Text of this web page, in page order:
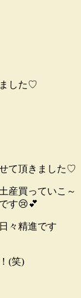
した♡
て頂きました♡
産買っていこ～
す😢💕
々精進です
(笑)